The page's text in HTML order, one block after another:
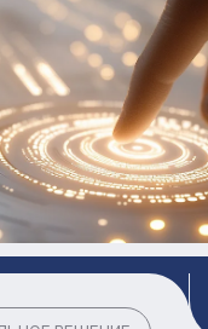
с ведущими
производителями
и разработчиками
обеспечения, чтобы
надежные
решения